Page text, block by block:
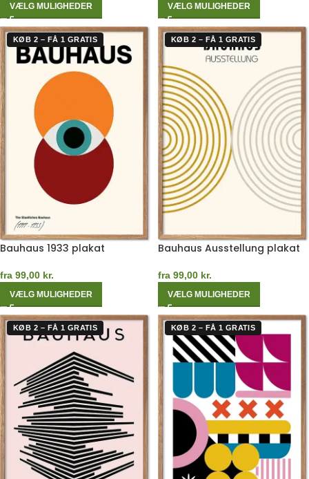
VÆLG MULIGHEDER VÆLG MULIGHEDER
KØB 2 – FÅ 1 GRATIS
Bauhaus 1933 plakat
fra 99,00 kr.
VÆLG MULIGHEDER
KØB 2 – FÅ 1 GRATIS
Bauhaus Ausstellung plakat
fra 99,00 kr.
VÆLG MULIGHEDER
KØB 2 – FÅ 1 GRATIS KØB 2 – FÅ 1 GRATIS